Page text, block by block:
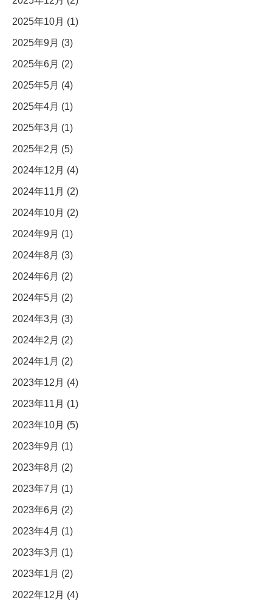
2025年10月 (1)
2025年9月 (3)
2025年6月 (2)
2025年5月 (4)
2025年4月 (1)
2025年3月 (1)
2025年2月 (5)
2024年12月 (4)
2024年11月 (2)
2024年10月 (2)
2024年9月 (1)
2024年8月 (3)
2024年6月 (2)
2024年5月 (2)
2024年3月 (3)
2024年2月 (2)
2024年1月 (2)
2023年12月 (4)
2023年11月 (1)
2023年10月 (5)
2023年9月 (1)
2023年8月 (2)
2023年7月 (1)
2023年6月 (2)
2023年4月 (1)
2023年3月 (1)
2023年1月 (2)
2022年12月 (4)